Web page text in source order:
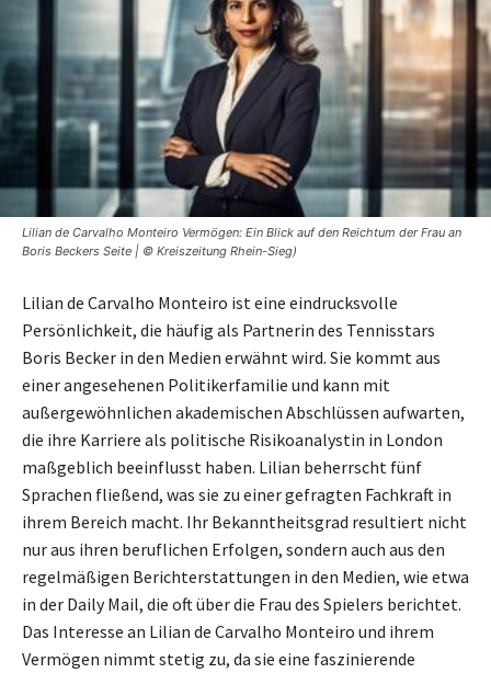
Lilian de Carvalho Monteiro Vermögen: Ein Blick auf den Reichtum der Frau an
Boris Beckers Seite | © Kreiszeitung Rhein-Sieg)
Lilian de Carvalho Monteiro ist eine eindrucksvolle
Persönlichkeit, die häufig als Partnerin des Tennisstars
Boris Becker in den Medien erwähnt wird. Sie kommt aus
einer angesehenen Politikerfamilie und kann mit
außergewöhnlichen akademischen Abschlüssen aufwarten,
die ihre Karriere als politische Risikoanalystin in London
maßgeblich beeinflusst haben. Lilian beherrscht fünf
Sprachen fließend, was sie zu einer gefragten Fachkraft in
ihrem Bereich macht. Ihr Bekanntheitsgrad resultiert nicht
nur aus ihren beruflichen Erfolgen, sondern auch aus den
regelmäßigen Berichterstattungen in den Medien, wie etwa
in der Daily Mail, die oft über die Frau des Spielers berichtet.
Das Interesse an Lilian de Carvalho Monteiro und ihrem
Vermögen nimmt stetig zu, da sie eine faszinierende